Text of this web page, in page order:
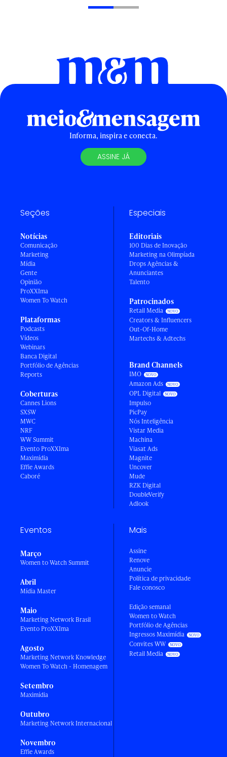
Informa, inspira e conecta.
ASSINE JÁ
Seções
Notícias
Comunicação
Marketing
Mídia
Gente
Opinião
ProXXIma
Women To Watch
Plataformas
Podcasts
Vídeos
Webinars
Banca Digital
Portfólio de Agências
Reports
Coberturas
Cannes Lions
SXSW
MWC
NRF
WW Summit
Evento ProXXIma
Maximídia
Effie Awards
Caboré
Especiais
Editoriais
100 Dias de Inovação
Marketing na Olimpíada
Drops Agências &
Anunciantes
Talento
Patrocinados
Retail Media
Creators & Influencers
Out-Of-Home
Martechs & Adtechs
Brand Channels
IMO
Amazon Ads
OPL Digital
Impulso
PicPay
Nós Inteligência
Vistar Media
Machina
Viasat Ads
Magnite
Uncover
Mude
RZK Digital
DoubleVerify
Adlook
Eventos
Março
Women to Watch Summit
Abril
Mídia Master
Maio
Marketing Network Brasil
Evento ProXXIma
Agosto
Marketing Network Knowledge
Women To Watch - Homenagem
Setembro
Maximídia
Outubro
Marketing Network Internacional
Novembro
Effie Awards
Mais
Assine
Renove
Anuncie
Política de privacidade
Fale conosco
Edição semanal
Women to Watch
Portfólio de Agências
Ingressos Maximídia
Convites WW
Retail Media